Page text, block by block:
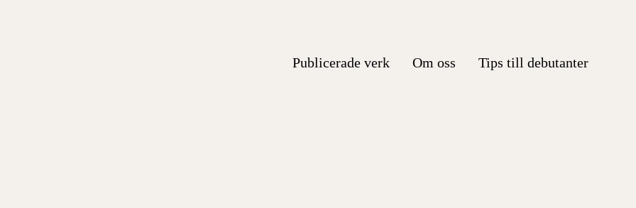
Publicerade verk Om oss Tips till debutanter